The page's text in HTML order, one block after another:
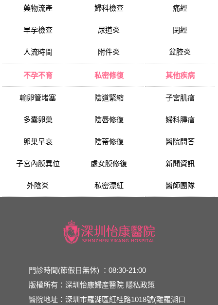
藥物流產
早孕檢查
人流時間
婦科檢查
尿道炎
附件炎
痛經
閉經
盆腔炎
不孕不育
輸卵管堵塞
多囊卵巢
卵巢早衰
子宮內膜異位
外陰炎
私密修復
陰道緊縮
陰唇修復
陰蒂修復
處女膜修復
私密漂紅
其他疾病
子宮肌瘤
婦科腫瘤
醫院問答
新聞資訊
醫師團隊
門診時間(節假日無休) ：08:30-21:00
版權所有：深圳怡康婦産醫院 隱私政策
醫院地址：深圳市羅湖區紅桂路1018號(離羅湖口